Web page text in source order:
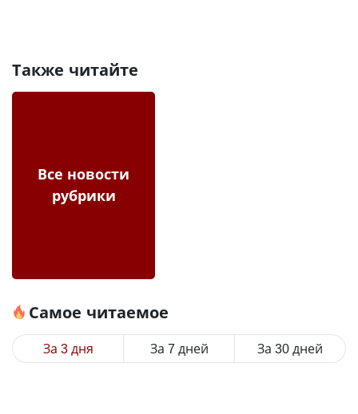
Также читайте
Все новости
рубрики
Самое читаемое
За 3 дня За 7 дней За 30 дней